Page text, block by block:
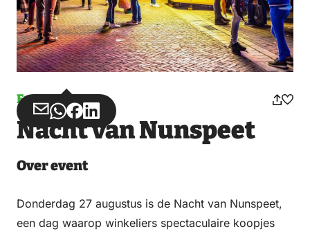
Event
Share
via
Share
via
Share
on
Share
on
Nacht van Nunspeet
Over event
Donderdag 27 augustus is de Nacht van Nunspeet,
een dag waarop winkeliers spectaculaire koopjes